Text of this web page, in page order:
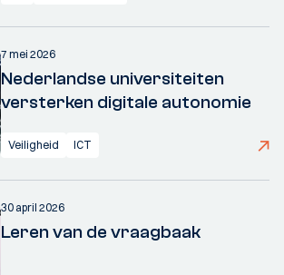
7 mei 2026
Nederlandse universiteiten
versterken digitale autonomie
Veiligheid ICT
30 april 2026
Leren van de vraagbaak